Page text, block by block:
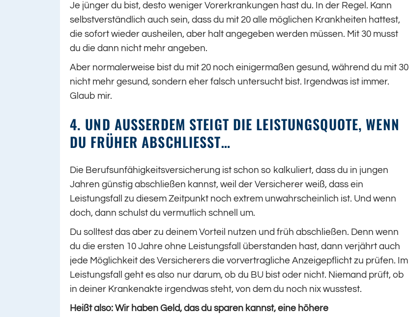
Je jünger du bist, desto weniger Vorerkrankungen hast du. In der Regel. Kann
selbstverständlich auch sein, dass du mit 20 alle möglichen Krankheiten hattest,
die sofort wieder ausheilen, aber halt angegeben werden müssen. Mit 30 musst
du die dann nicht mehr angeben.
Aber normalerweise bist du mit 20 noch einigermaßen gesund, während du mit 30
nicht mehr gesund, sondern eher falsch untersucht bist. Irgendwas ist immer.
Glaub mir.
4. UND AUSSERDEM STEIGT DIE LEISTUNGSQUOTE, WENN D
U FRÜHER ABSCHLIESST…
Die Berufsunfähigkeitsversicherung ist schon so kalkuliert, dass du in jungen
Jahren günstig abschließen kannst, weil der Versicherer weiß, dass ein
Leistungsfall zu diesem Zeitpunkt noch extrem unwahrscheinlich ist. Und wenn
doch, dann schulst du vermutlich schnell um.
Du solltest das aber zu deinem Vorteil nutzen und früh abschließen. Denn wenn
du die ersten 10 Jahre ohne Leistungsfall überstanden hast, dann verjährt auch
jede Möglichkeit des Versicherers die vorvertragliche Anzeigepflicht zu prüfen. Im
Leistungsfall geht es also nur darum, ob du BU bist oder nicht. Niemand prüft, ob
in deiner Krankenakte irgendwas steht, von dem du noch nix wusstest.
Heißt also: Wir haben Geld, das du sparen kannst, eine höhere